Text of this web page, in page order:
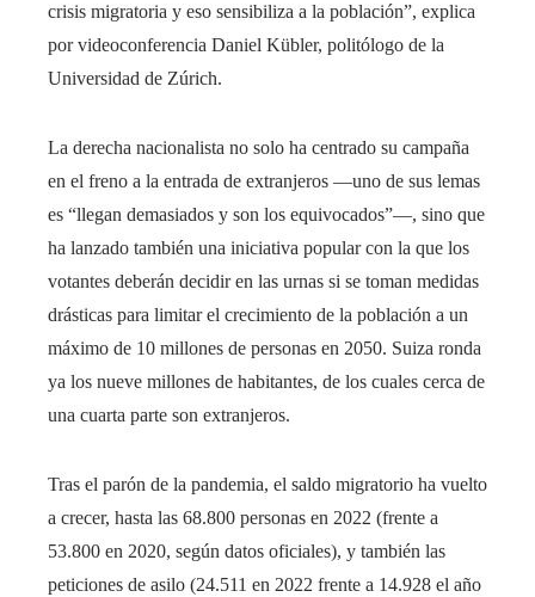
crisis migratoria y eso sensibiliza a la población”, explica
por videoconferencia Daniel Kübler, politólogo de la
Universidad de Zúrich.
La derecha nacionalista no solo ha centrado su campaña
en el freno a la entrada de extranjeros ―uno de sus lemas
es “llegan demasiados y son los equivocados”―, sino que
ha lanzado también una iniciativa popular con la que los
votantes deberán decidir en las urnas si se toman medidas
drásticas para limitar el crecimiento de la población a un
máximo de 10 millones de personas en 2050. Suiza ronda
ya los nueve millones de habitantes, de los cuales cerca de
una cuarta parte son extranjeros.
Tras el parón de la pandemia, el saldo migratorio ha vuelto
a crecer, hasta las 68.800 personas en 2022 (frente a
53.800 en 2020, según datos oficiales), y también las
peticiones de asilo (24.511 en 2022 frente a 14.928 el año